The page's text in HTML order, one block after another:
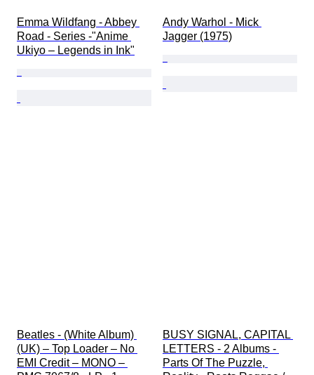
Emma Wildfang - Abbey
Road - Series -"Anime
Ukiyo – Legends in Ink"
Andy Warhol - Mick
Jagger (1975)
Beatles - (White Album)
(UK) – Top Loader – No
EMI Credit – MONO –
BUSY SIGNAL, CAPITAL
LETTERS - 2 Albums -
Parts Of The Puzzle,